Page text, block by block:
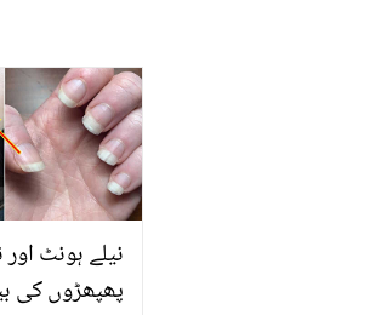
نیلے ہونٹ
پھپھڑوں کی